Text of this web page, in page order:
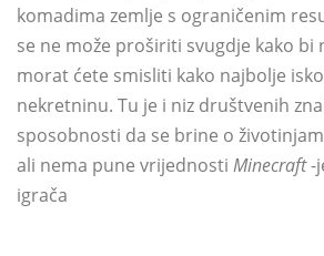
komadima zemlje s ograničenim
se ne može proširiti svugdje kako bi
morat ćete smisliti kako najbolje
nekretninu. Tu je i niz društvenih
sposobnosti da se brine o
ali nema pune vrijednosti Minecraft-
igrača